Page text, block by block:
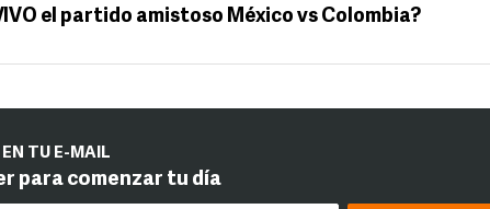
el partido amistoso México vs Colombia?
TU E-MAIL
para comenzar tu día